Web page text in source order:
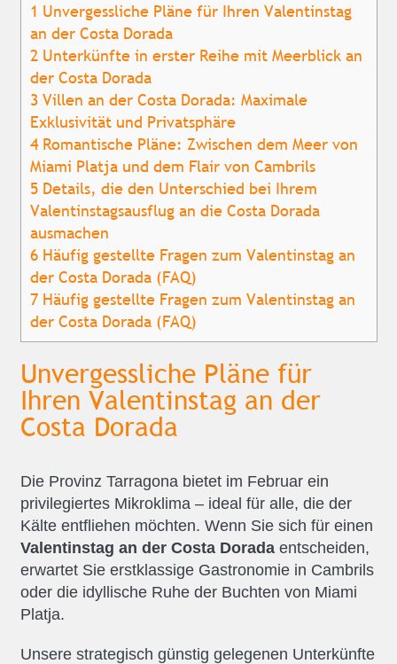
1 Unvergessliche Pläne für Ihren Valentinstag
an der Costa Dorada
2Unterkünfte in erster Reihe mit Meerblick an
der Costa Dorada
3Villen an der Costa Dorada: Maximale
Exklusivität und Privatsphäre
4Romantische Pläne: Zwischen dem Meer von
Miami Platja und dem Flair von Cambrils
5Details, die den Unterschied bei Ihrem
Valentinstagsausflug an die Costa Dorada
ausmachen
6Häufig gestellte Fragen zum Valentinstag an
der Costa Dorada (FAQ)
7Häufig gestellte Fragen zum Valentinstag an
der Costa Dorada (FAQ)
Unvergessliche Pläne für
Ihren Valentinstag an der
Costa Dorada
Die Provinz Tarragona bietet im Februar ein
privilegiertes Mikroklima – ideal für alle, die der
Kälte entfliehen möchten. Wenn Sie sich für einen
Valentinstag an der Costa Doradaentscheiden,
erwartet Sie erstklassige Gastronomie in Cambrils
oder die idyllische Ruhe der Buchten von Miami
Platja.
Unsere strategisch günstig gelegenen Unterkünfte